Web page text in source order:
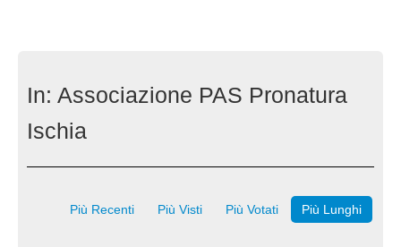
In: Associazione PAS Pronatura
Ischia
Più Recenti Più Visti Più Votati Più Lunghi